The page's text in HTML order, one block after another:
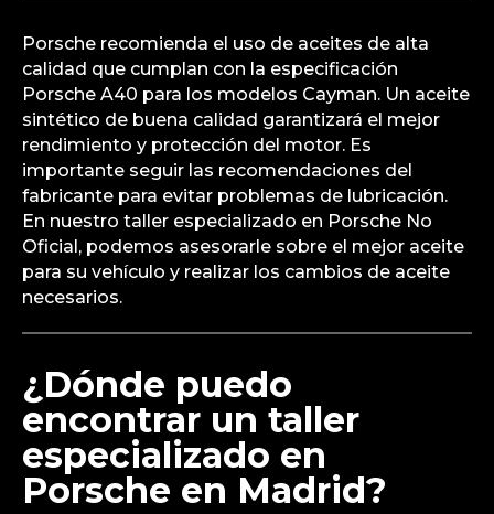
Porsche recomienda el uso de aceites de alta
calidad que cumplan con la especificación
Porsche A40 para los modelos Cayman. Un aceite
sintético de buena calidad garantizará el mejor
rendimiento y protección del motor. Es
importante seguir las recomendaciones del
fabricante para evitar problemas de lubricación.
En nuestro taller especializado en Porsche No
Oficial, podemos asesorarle sobre el mejor aceite
para su vehículo y realizar los cambios de aceite
necesarios.
¿Dónde puedo
encontrar un taller
especializado en
Porsche en Madrid?